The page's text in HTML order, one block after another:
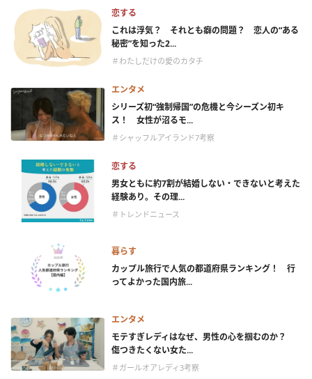
恋する
これは浮気？ それとも癖の問題？ 恋人の“ある
秘密”を知った2...
＃わたしだけの愛のカタチ
エンタメ
シリーズ初“強制帰国”の危機と今シーズン初キ
ス！ 女性が沼るモ...
＃シャッフルアイランド7考察
恋する
男女ともに約7割が結婚しない・できないと考えた
経験あり。その理...
＃トレンドニュース
暮らす
カップル旅行で人気の都道府県ランキング！ 行
ってよかった国内旅...
エンタメ
モテすぎレディはなぜ、男性の心を掴むのか？
傷つきたくない女た...
＃ガールオアレディ3考察